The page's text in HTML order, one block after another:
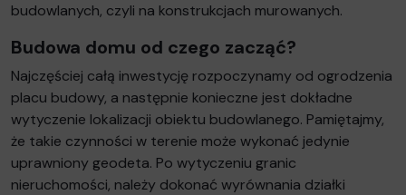
budowlanych, czyli na konstrukcjach murowanych.
Budowa domu od czego zacząć?
Najczęściej całą inwestycję rozpoczynamy od ogrodzenia
placu budowy, a następnie konieczne jest dokładne
wytyczenie lokalizacji obiektu budowlanego. Pamiętajmy,
że takie czynności w terenie może wykonać jedynie
uprawniony geodeta. Po wytyczeniu granic
nieruchomości, należy dokonać wyrównania działki